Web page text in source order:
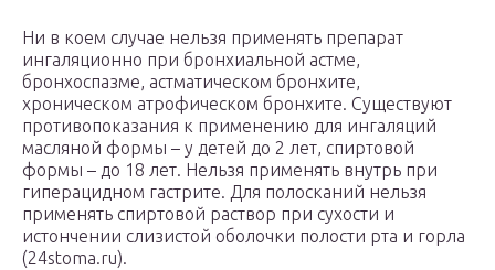
Ни в коем случае нельзя применять препарат
ингаляционно при бронхиальной астме,
бронхоспазме, астматическом бронхите,
хроническом атрофическом бронхите. Существуют
противопоказания к применению для ингаляций
масляной формы – у детей до 2 лет, спиртовой
формы – до 18 лет. Нельзя применять внутрь при
гиперацидном гастрите. Для полосканий нельзя
применять спиртовой раствор при сухости и
истончении слизистой оболочки полости рта и горла
(24stoma.ru).